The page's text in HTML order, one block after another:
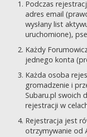
Podczas
adres email
wysłany list
uruchomione),
Każdy
jednego konta
Każda osoba
gromadzenie i
Subaru.pl swoich
rejestracji w
Rejestracja jest
otrzymywanie od